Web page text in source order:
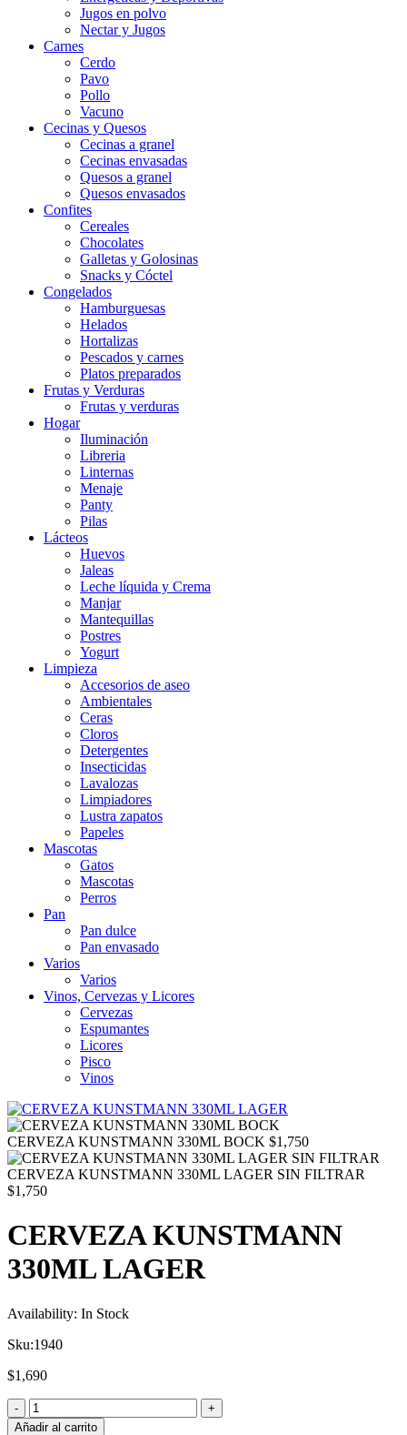
Jugos en polvo
Nectar y Jugos
Carnes
Cerdo
Pavo
Pollo
Vacuno
Cecinas y Quesos
Cecinas a granel
Cecinas envasadas
Quesos a granel
Quesos envasados
Confites
Cereales
Chocolates
Galletas y Golosinas
Snacks y Cóctel
Congelados
Hamburguesas
Helados
Hortalizas
Pescados y carnes
Platos preparados
Frutas y Verduras
Frutas y verduras
Hogar
Iluminación
Libreria
Linternas
Menaje
Panty
Pilas
Lácteos
Huevos
Jaleas
Leche líquida y Crema
Manjar
Mantequillas
Postres
Yogurt
Limpieza
Accesorios de aseo
Ambientales
Ceras
Cloros
Detergentes
Insecticidas
Lavalozas
Limpiadores
Lustra zapatos
Papeles
Mascotas
Gatos
Mascotas
Perros
Pan
Pan dulce
Pan envasado
Varios
Varios
Vinos, Cervezas y Licores
Cervezas
Espumantes
Licores
Pisco
Vinos
CERVEZA KUNSTMANN 330ML BOCK $1,750
CERVEZA KUNSTMANN 330ML LAGER SIN FILTRAR
$1,750
CERVEZA KUNSTMANN
330ML LAGER
Availability: In Stock
Sku:1940
$1,690
Añadir al carrito